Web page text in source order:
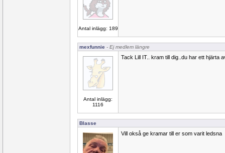
Antal inlägg: 189
mexfunnie - Ej medlem längre
Antal inlägg:
1116
Tack Lill IT.. kram till dig..du har ett hjärta
Blasse
Vill okså ge kramar till er som varit ledsna